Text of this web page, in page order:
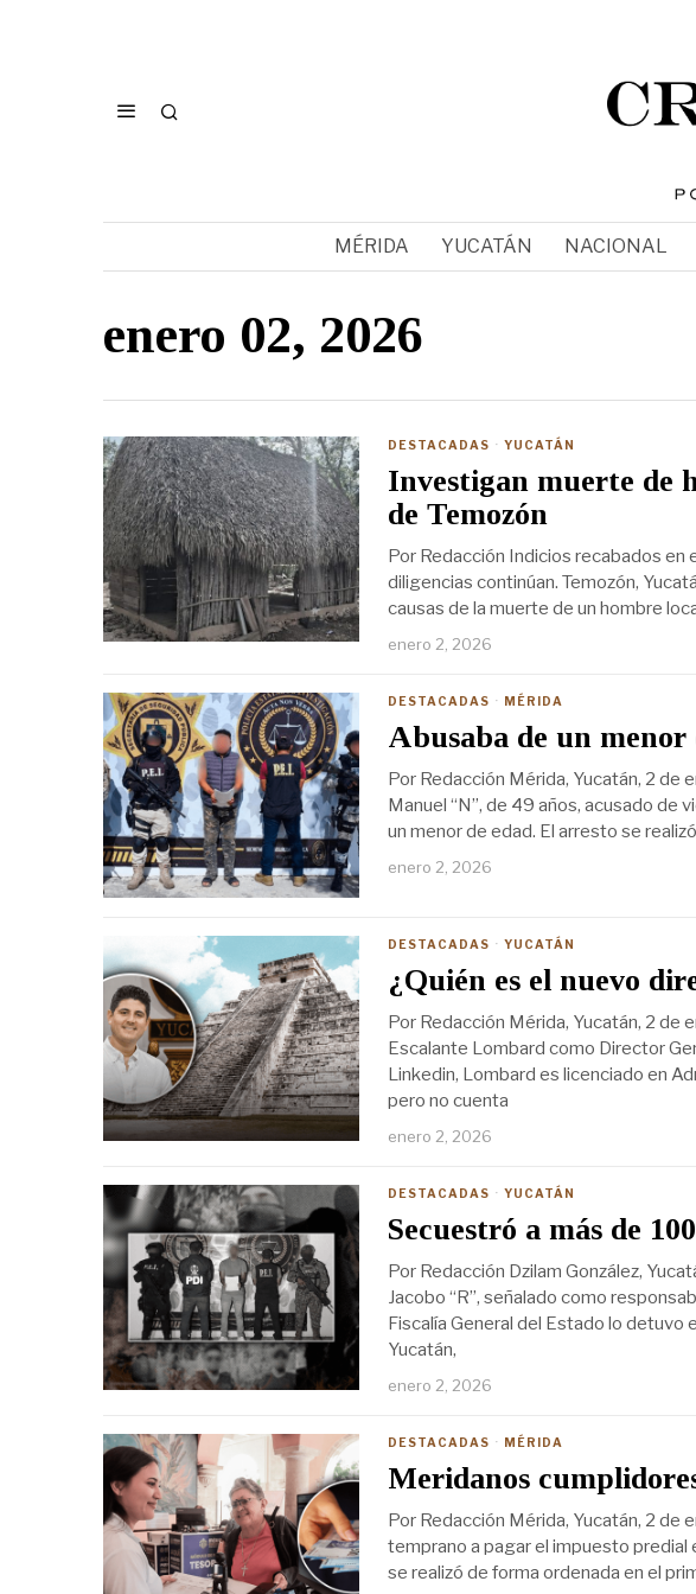
MÉRIDA YUCATÁN NACIONAL
enero 02, 2026
DESTACADAS · YUCATÁN
Investigan muerte de
de Temozón
Por Redacción Indicios recabados en
diligencias continúan. Temozón,
causas de la muerte de un hombre
enero 2, 2026
DESTACADAS · MÉRIDA
Abusaba de un menor
Por Redacción Mérida, Yucatán, 2
Manuel “N”, de 49 años, acusado de
un menor de edad. El arresto se
enero 2, 2026
DESTACADAS · YUCATÁN
¿Quién es el nuevo
Por Redacción Mérida, Yucatán, 2 de
Escalante Lombard como Director
Linkedin, Lombard es licenciado en
pero no cuenta
enero 2, 2026
DESTACADAS · YUCATÁN
Secuestró a más de
Por Redacción Dzilam González,
Jacobo “R”, señalado como
Fiscalía General del Estado lo detuvo
Yucatán,
enero 2, 2026
DESTACADAS · MÉRIDA
Meridanos
Por Redacción Mérida, Yucatán, 2
temprano a pagar el impuesto predial
se realizó de forma ordenada en el